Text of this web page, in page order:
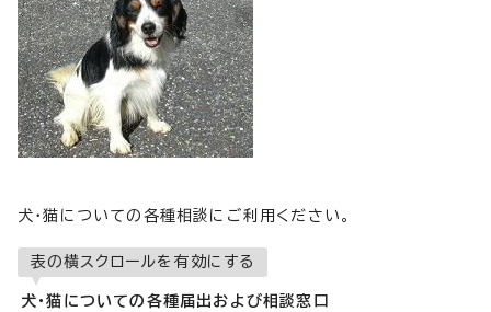
犬・猫についての各種相談にご利用ください。
表の横スクロールを有効にする
犬・猫についての各種届出および相談窓口